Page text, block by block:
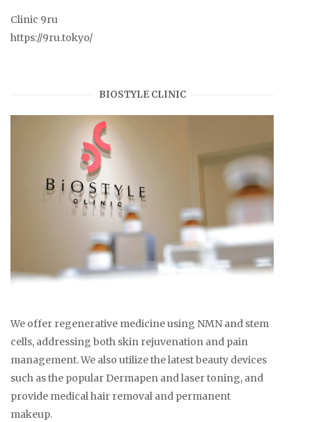
Clinic 9ru
https://9ru.tokyo/
BIOSTYLE CLINIC
We offer regenerative medicine using NMN and stem
cells, addressing both skin rejuvenation and pain
management. We also utilize the latest beauty devices
such as the popular Dermapen and laser toning, and
provide medical hair removal and permanent
makeup.